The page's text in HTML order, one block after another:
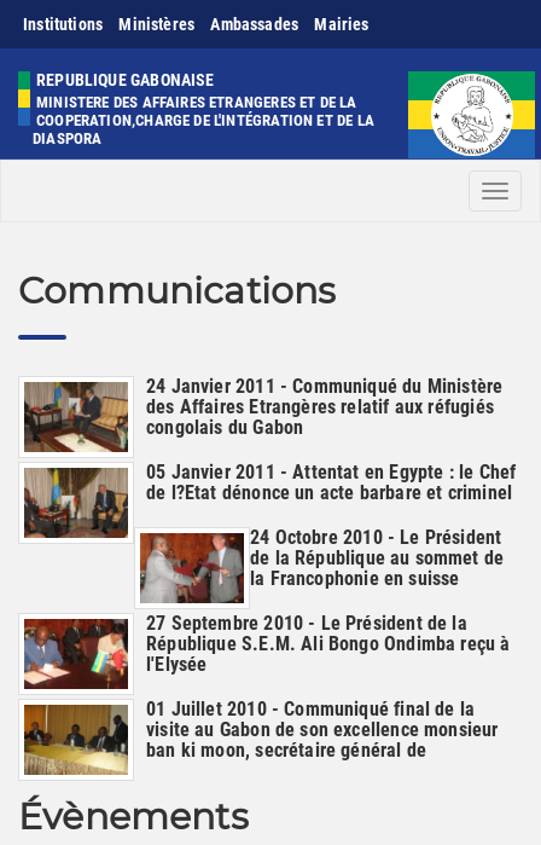
Institutions Ministères Ambassades Mairies
REPUBLIQUE GABONAISE
MINISTERE DES AFFAIRES ETRANGERES ET DE LA
COOPERATION,CHARGE DE L'INTÉGRATION ET DE LA
DIASPORA
Menu
Communications
24 Janvier 2011 - Communiqué du Ministère
des Affaires Etrangères relatif aux réfugiés
congolais du Gabon
05 Janvier 2011 - Attentat en Egypte : le Chef
de l?Etat dénonce un acte barbare et criminel
24 Octobre 2010 - Le Président
de la République au sommet de
la Francophonie en suisse
27 Septembre 2010 - Le Président de la
République S.E.M. Ali Bongo Ondimba reçu à
l'Elysée
01 Juillet 2010 - Communiqué final de la
visite au Gabon de son excellence monsieur
ban ki moon, secrétaire général de
Évènements